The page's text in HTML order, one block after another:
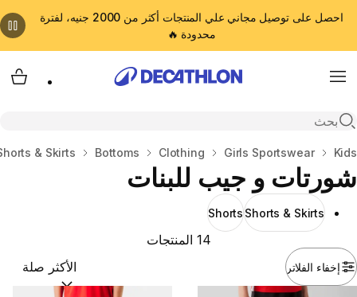
احصل على توصيل مجاني علي المنتجات أكثر من 2000 جنيه، لفترة
محدودة 🔥
Menu
Open search
المنزل
Kids
Girls Sportswear
Clothing
Bottoms
& Skirts
شورتات و جيب للبنات
Shorts & Skirts
Shorts
إخفاء الفلاتر
14 المنتجات
ترتيب حسب: